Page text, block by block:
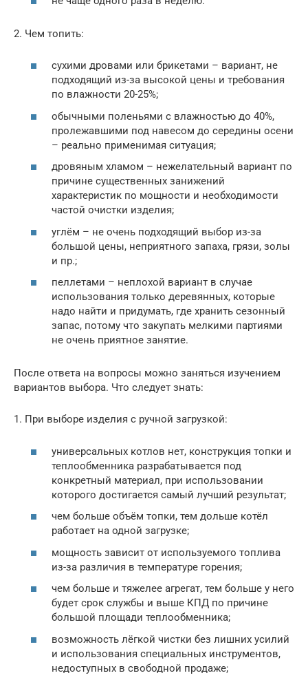
2. Чем топить:
сухими дровами или брикетами – вариант, не
подходящий из-за высокой цены и требования
по влажности 20-25%;
обычными поленьями с влажностью до 40%,
пролежавшими под навесом до середины осени
– реально применимая ситуация;
дровяным хламом – нежелательный вариант по
причине существенных занижений
характеристик по мощности и необходимости
частой очистки изделия;
углём – не очень подходящий выбор из-за
большой цены, неприятного запаха, грязи, золы
и пр.;
пеллетами – неплохой вариант в случае
использования только деревянных, которые
надо найти и придумать, где хранить сезонный
запас, потому что закупать мелкими партиями
не очень приятное занятие.
После ответа на вопросы можно заняться изучением
вариантов выбора. Что следует знать:
1. При выборе изделия с ручной загрузкой:
универсальных котлов нет, конструкция топки и
теплообменника разрабатывается под
конкретный материал, при использовании
которого достигается самый лучший результат;
чем больше объём топки, тем дольше котёл
работает на одной загрузке;
мощность зависит от используемого топлива
из-за различия в температуре горения;
чем больше и тяжелее агрегат, тем больше у него
будет срок службы и выше КПД по причине
большой площади теплообменника;
возможность лёгкой чистки без лишних усилий
и использования специальных инструментов,
недоступных в свободной продаже;